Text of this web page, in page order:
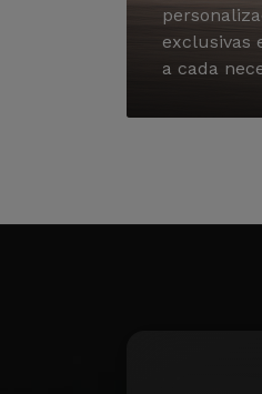
exclusivas
a cada